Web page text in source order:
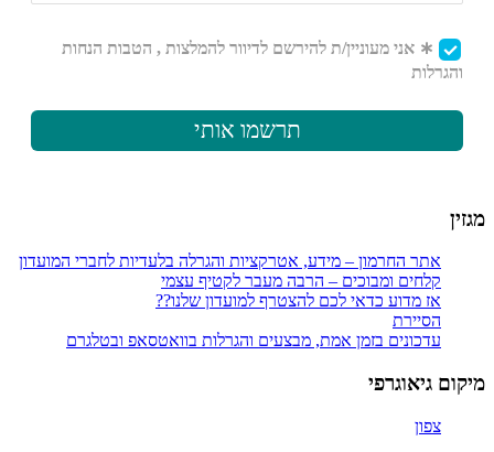
מגזין
אתר החרמון – מידע, אטרקציות והגרלה בלעדיות לחברי המועדון
קלחים ומבוכים – הרבה מעבר לקטיף עצמי
אז מדוע כדאי לכם להצטרף למועדון שלנו??
הסיירת
עדכונים בזמן אמת, מבצעים והגרלות בוואטסאפ ובטלגרם
מיקום גיאוגרפי
צפון